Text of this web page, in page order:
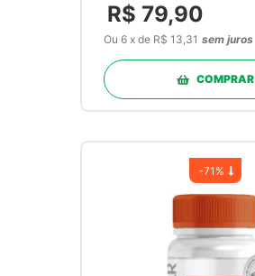
R$ 79,90
Ou 6 xde R$ 13,31 sem juros
COMPRAR
-71%